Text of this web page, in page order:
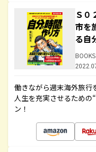
Ｓ０
市を
る自
働きながら週末海外旅行
人生を充実させるための
ン！